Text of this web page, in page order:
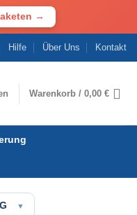
→
Hilfe Über Uns Kontakt
Warenkorb / 0,00 €
▼